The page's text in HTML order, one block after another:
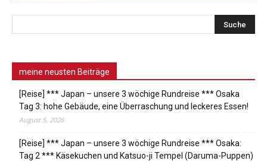
meine neusten Beiträge
[Reise] *** Japan – unsere 3 wöchige Rundreise *** Osaka
Tag 3: hohe Gebäude, eine Überraschung und leckeres Essen!
August 5, 2026
[Reise] *** Japan – unsere 3 wöchige Rundreise *** Osaka:
Tag 2 *** Käsekuchen und Katsuo-ji Tempel (Daruma-Puppen)